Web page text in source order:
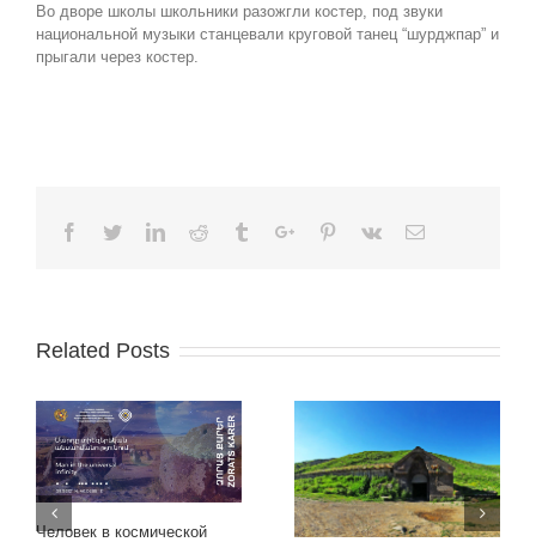
Во дворе школы школьники разожгли костер, под звуки
национальной музыки станцевали круговой танец “шурджпар” и
прыгали через костер.
Facebook
TwitterLinkedinReddit TumblrGoogle+Pinterest
Vk Email
Related Posts
Человек в космической